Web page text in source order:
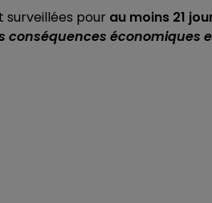
surveillées pour au moins 21
conséquences économiques